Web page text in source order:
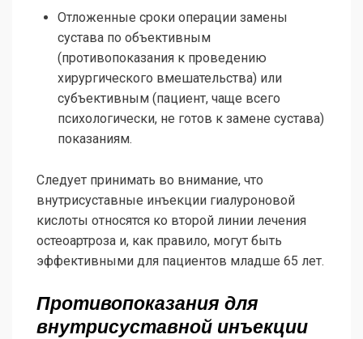
Отложенные сроки операции замены
сустава по объективным
(противопоказания к проведению
хирургического вмешательства) или
субъективным (пациент, чаще всего
психологически, не готов к замене сустава)
показаниям.
Следует принимать во внимание, что
внутрисуставные инъекции гиалуроновой
кислоты относятся ко второй линии лечения
остеоартроза и, как правило, могут быть
эффективными для пациентов младше 65 лет.
Противопоказания для
внутрисуставной инъекции